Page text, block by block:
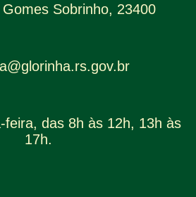
Sobrinho, 23400
feira, das 8h às 12h, 13h às
17h.